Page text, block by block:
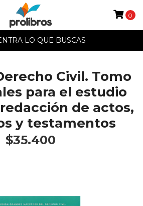
LO QUE BUSCAS
0
Civil. Tomo
para el estudio
de actos,
y testamentos
$35.400